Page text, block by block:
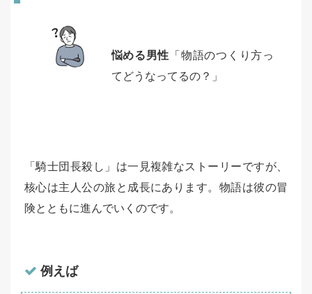
悩める男性 「物語のつくり方っ
てどうなってるの？」
「騎士団長殺し」は一見複雑なストーリーですが、
核心は主人公の旅と成長にあります。物語は彼の冒
険とともに進んでいくのです。
例えば